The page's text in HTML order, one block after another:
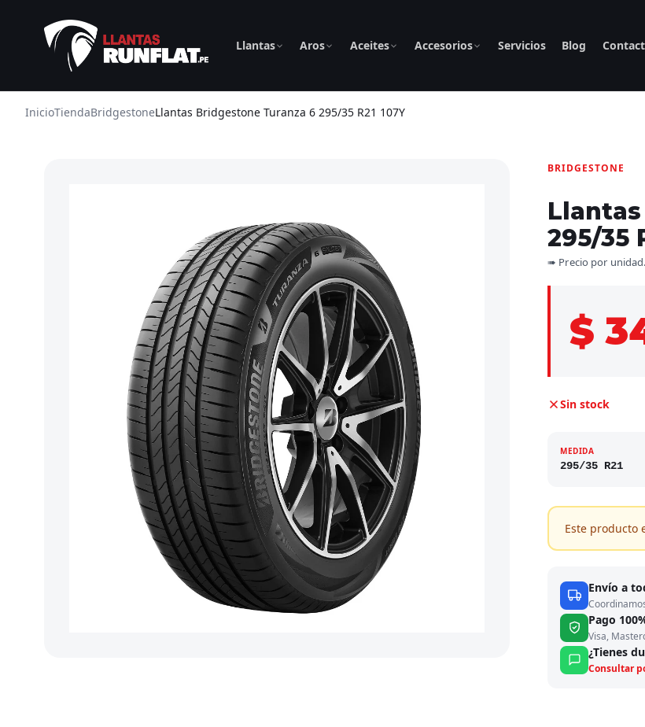
Llantas Aros Aceites Accesorios Servicios Blog
InicioTiendaBridgestoneLlantas Bridgestone Turanza 6 295/35 R21 107Y
BRIDGESTONE
295/35
➠ Precio por
$
Sin stock
MEDIDA
295/35 R21
Este producto
Envío a
Pago
Visa,
¿Tienes
Consultar